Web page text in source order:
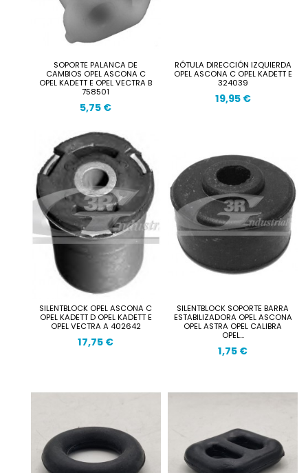
SOPORTE PALANCA DE
CAMBIOS OPEL ASCONA C
OPEL KADETT E OPEL VECTRA B
758501
5,75 €
RÓTULA DIRECCIÓN IZQUIERDA
OPEL ASCONA C OPEL KADETT E
324039
19,95 €
SILENTBLOCK OPEL ASCONA C
OPEL KADETT D OPEL KADETT E
OPEL VECTRA A 402642
17,75 €
SILENTBLOCK SOPORTE BARRA
ESTABILIZADORA OPEL ASCONA
OPEL ASTRA OPEL CALIBRA
OPEL...
1,75 €